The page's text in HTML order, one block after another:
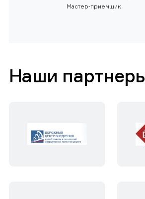
Мастер-приемщик
Наши